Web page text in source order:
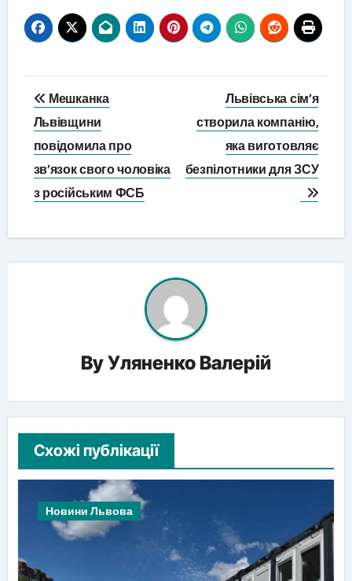
Навігація
записів
Мешканка
Львівщини
повідомила про
зв’язок свого чоловіка
з російським ФСБ
Львівська сім’я
створила компанію,
яка виготовляє
безпілотники для ЗСУ
ByУляненко Валерій
Схожі публікації
Новини Львова